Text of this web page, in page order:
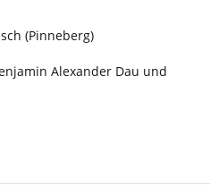
(Pinneberg)
Alexander Dau und